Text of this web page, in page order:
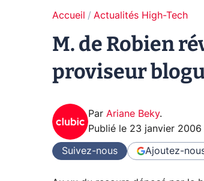
Accueil Actualités High-Tech
M. de Robien
proviseur
Par Ariane Beky.
Publié le 23 janvier 2006
Suivez-nous Ajoutez-